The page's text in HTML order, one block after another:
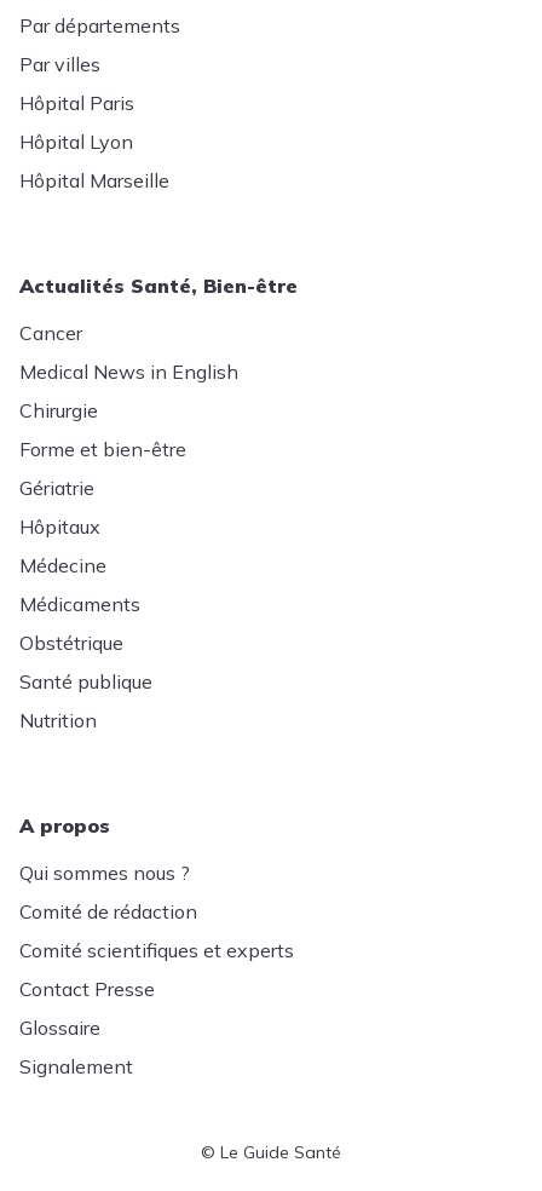
Par départements
Par villes
Hôpital Paris
Hôpital Lyon
Hôpital Marseille
Actualités Santé, Bien-être
Cancer
Medical News in English
Chirurgie
Forme et bien-être
Gériatrie
Hôpitaux
Médecine
Médicaments
Obstétrique
Santé publique
Nutrition
A propos
Qui sommes nous ?
Comité de rédaction
Comité scientifiques et experts
Contact Presse
Glossaire
Signalement
© Le Guide Santé